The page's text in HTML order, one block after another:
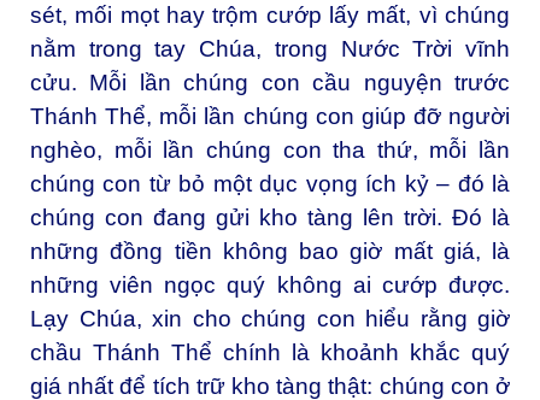
sét, mối mọt hay trộm cướp lấy mất, vì chúng
nằm trong tay Chúa, trong Nước Trời vĩnh
cửu. Mỗi lần chúng con cầu nguyện trước
Thánh Thể, mỗi lần chúng con giúp đỡ người
nghèo, mỗi lần chúng con tha thứ, mỗi lần
chúng con từ bỏ một dục vọng ích kỷ – đó là
chúng con đang gửi kho tàng lên trời. Đó là
những đồng tiền không bao giờ mất giá, là
những viên ngọc quý không ai cướp được.
Lạy Chúa, xin cho chúng con hiểu rằng giờ
chầu Thánh Thể chính là khoảnh khắc quý
giá nhất để tích trữ kho tàng thật: chúng con ở